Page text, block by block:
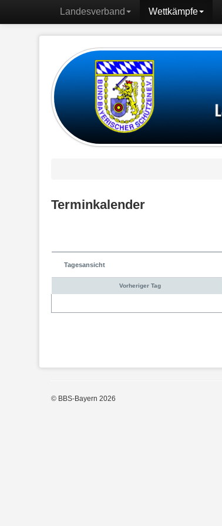
Landesverband Wettkämpfe
Terminkalender
Tagesansicht
Vorheriger Tag
© BBS-Bayern 2026